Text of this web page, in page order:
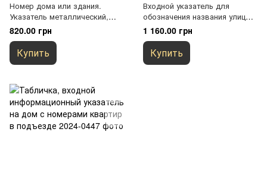
Номер дома или здания.
Указатель металлический,
элемент адресной навигации,
общего размера 240х240мм.
820.00 грн
Купить
Входной указатель для
обозначения названия улицы у
входа в дом
1 160.00 грн
Купить